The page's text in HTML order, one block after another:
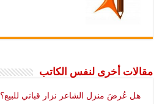
مقالات أخرى لنفس الكاتب
هل عُرضَ منزل الشاعر نزار قباني للبيع؟